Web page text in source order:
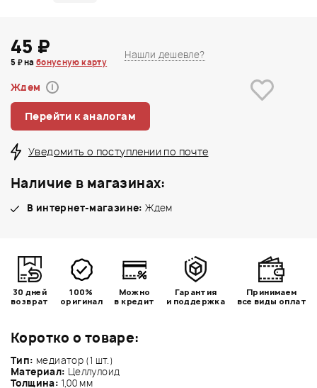
Коротко о товаре:
Тип: медиатор (1 шт.)
Материал: Целлулоид
Толщина: 1,00 мм
45 ₽
5 ₽ на бонусную карту
Нашли дешевле?
Ждем i
Перейти к аналогам
Уведомить о поступлении по почте
Наличие в магазинах:
В интернет-магазине: Ждем
30 дней
возврат
100%
оригинал
Можно
в кредит
Гарантия
и поддержка
Принимаем
все виды оплат